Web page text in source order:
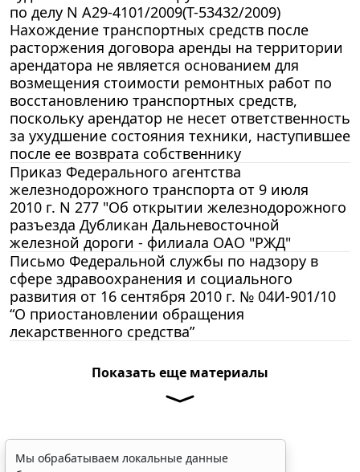
по делу N А29-4101/2009(Т-53432/2009)
Нахождение транспортных средств после
расторжения договора аренды на территории
арендатора не является основанием для
возмещения стоимости ремонтных работ по
восстановлению транспортных средств,
поскольку арендатор не несет ответственность
за ухудшение состояния техники, наступившее
после ее возврата собственнику
Приказ Федерального агентства
железнодорожного транспорта от 9 июля
2010 г. N 277 "Об открытии железнодорожного
разъезда Дубликан Дальневосточной
железной дороги - филиала ОАО "РЖД"
Письмо Федеральной службы по надзору в
сфере здравоохранения и социального
развития от 16 сентября 2010 г. № 04И-901/10
“О приостановлении обращения
лекарственного средства”
Показать еще материалы
Мы обрабатываем локальные данные